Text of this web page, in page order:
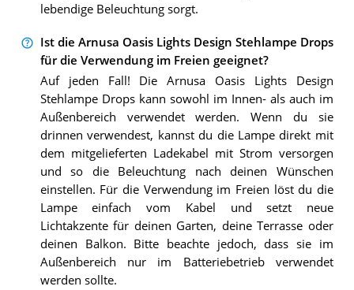
lebendige Beleuchtung sorgt.
Ist die Arnusa Oasis Lights Design Stehlampe Drops
für die Verwendung im Freien geeignet?
Auf jeden Fall! Die Arnusa Oasis Lights Design
Stehlampe Drops kann sowohl im Innen- als auch im
Außenbereich verwendet werden. Wenn du sie
drinnen verwendest, kannst du die Lampe direkt mit
dem mitgelieferten Ladekabel mit Strom versorgen
und so die Beleuchtung nach deinen Wünschen
einstellen. Für die Verwendung im Freien löst du die
Lampe einfach vom Kabel und setzt neue
Lichtakzente für deinen Garten, deine Terrasse oder
deinen Balkon. Bitte beachte jedoch, dass sie im
Außenbereich nur im Batteriebetrieb verwendet
werden sollte.